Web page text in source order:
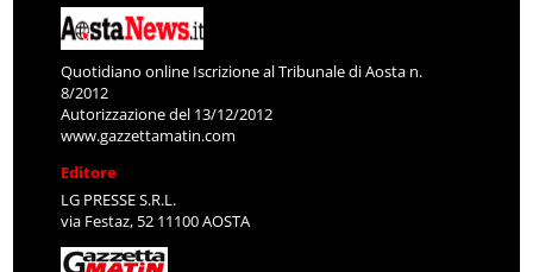
Quotidiano online Iscrizione al Tribunale di Aosta n.
8/2012
Autorizzazione del 13/12/2012
www.gazzettamatin.com
Editore
LG PRESSE S.R.L.
via Festaz, 52 11100 AOSTA